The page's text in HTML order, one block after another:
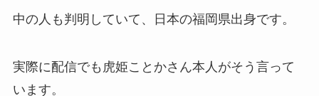
中の人も判明していて、 日本の福岡県出身です。
実際に配信でも虎姫ことかさん本人がそう言って
います。